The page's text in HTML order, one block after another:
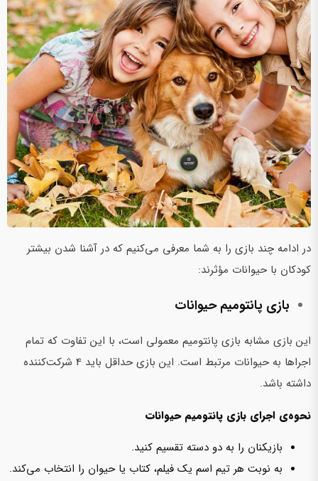
در ادامه چند بازی را به شما معرفی می‌کنیم که در آشنا شدن بیشتر
کودکان با حیوانات مؤثرند:
بازی پانتومیم حیوانات
این بازی مشابه بازی پانتومیم معمولی است، با این تفاوت که تمام
اجراها به حیوانات مرتبط است. این بازی حداقل باید 4 شرکت‌کننده
داشته باشد.
نحوه‌ی اجرای بازی پانتومیم حیوانات
بازیکنان را به دو دسته تقسیم کنید.
به نوبت هر تیم اسم یک فیلم، کتاب یا حیوان را انتخاب می‌کند.